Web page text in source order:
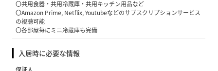
〇共用食器・共用冷蔵庫・共用キッチン用品など
〇Amazon Prime, Netflix, Youtubeなどのサブスクリプションサービス
の視聴可能
〇各部屋毎にミニ冷蔵庫も完備
入居時に必要な情報